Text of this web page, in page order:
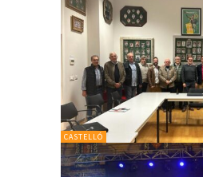
CASTELLÓ